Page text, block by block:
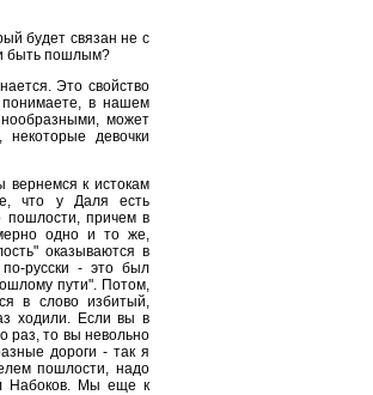
будет связан не с
быть пошлым?
Это свойство
понимаете, в нашем
может
девочки
к истокам
что у Даля есть
пошлости, причем в
одно и то же,
оказываются в
русски - это был
пути". Потом,
в слово избитый,
ходили. Если вы в
раз, то вы невольно
дороги - так я
пошлости, надо
Набоков. Мы еще к